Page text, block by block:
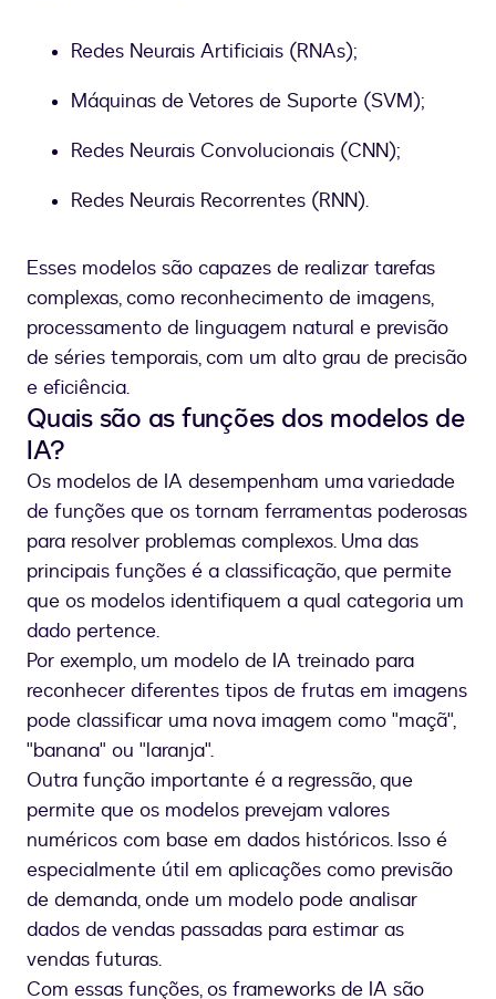
Redes Neurais Artificiais (RNAs);
Máquinas de Vetores de Suporte (SVM);
Redes Neurais Convolucionais (CNN);
Redes Neurais Recorrentes (RNN).
Esses modelos são capazes de realizar tarefas
complexas, como reconhecimento de imagens,
processamento de linguagem natural e previsão
de séries temporais, com um alto grau de precisão
e eficiência.
Quais são as funções dos modelos de
IA?
Os modelos de IA desempenham uma variedade
de funções que os tornam ferramentas poderosas
para resolver problemas complexos. Uma das
principais funções é a classificação, que permite
que os modelos identifiquem a qual categoria um
dado pertence.
Por exemplo, um modelo de IA treinado para
reconhecer diferentes tipos de frutas em imagens
pode classificar uma nova imagem como "maçã",
"banana" ou "laranja".
Outra função importante é a regressão, que
permite que os modelos prevejam valores
numéricos com base em dados históricos. Isso é
especialmente útil em aplicações como previsão
de demanda, onde um modelo pode analisar
dados de vendas passadas para estimar as
vendas futuras.
Com essas funções, os frameworks de IA são